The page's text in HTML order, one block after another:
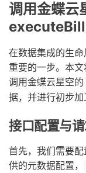
调用金蝶云
在数据集成的生
重要的一步。本
调用金蝶云星空的
据，并进行初步加
接口配置与
首先，我们需要
供的元数据配置，